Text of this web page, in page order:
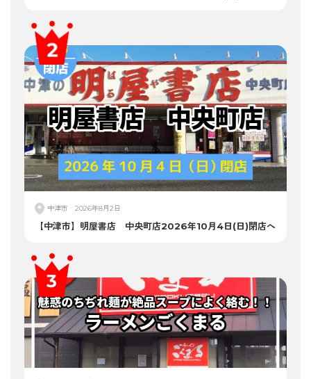
中津市 2026年8月2日
【中津市】明屋書店 中央町店2026年10月4日(日)閉店へ